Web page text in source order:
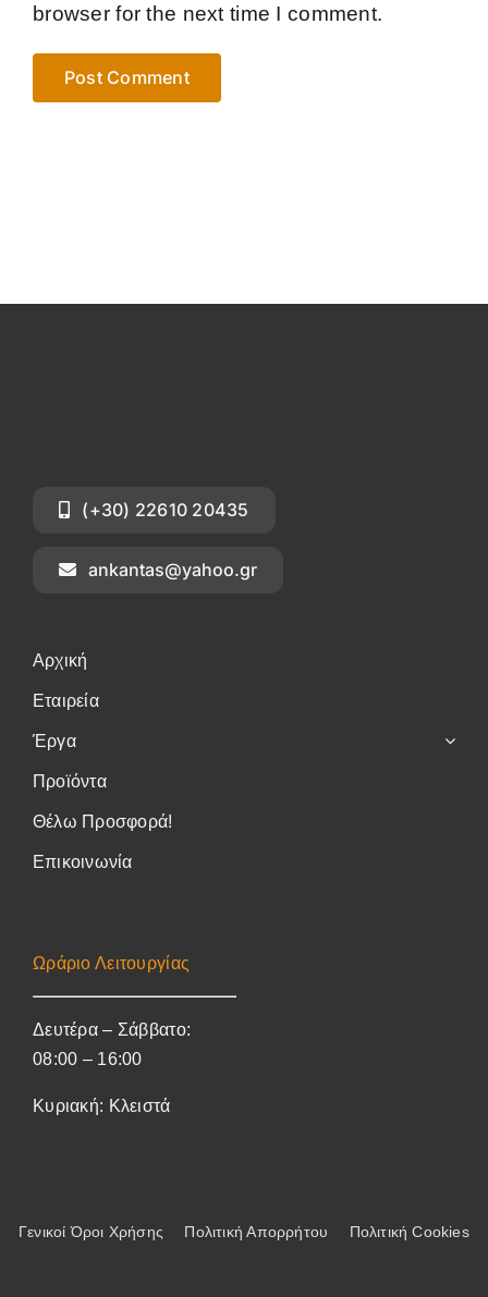
browser for the next time I comment.
(+30) 22610 20435
ankantas@yahoo.gr
Αρχική
Εταιρεία
Έργα
Προϊόντα
Θέλω Προσφορά!
Επικοινωνία
Ωράριο Λειτουργίας
Δευτέρα – Σάββατο:
08:00 – 16:00
Κυριακή: Κλειστά
Γενικοί Όροι Χρήσης Πολιτική Απορρήτου Πολιτική Cookies